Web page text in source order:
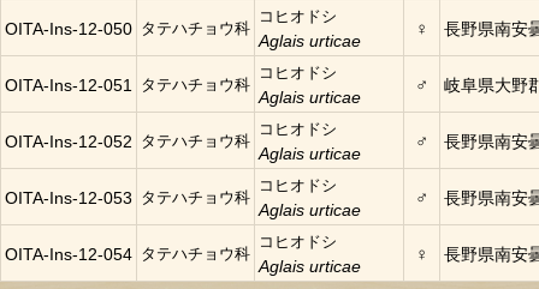
OITA-Ins-12-050 タテハチョウ科
コヒオドシ
Aglais urticae
♀ 長野県南安
OITA-Ins-12-051 タテハチョウ科
コヒオドシ
Aglais urticae
♂ 岐阜県大野
OITA-Ins-12-052 タテハチョウ科
コヒオドシ
Aglais urticae
♂ 長野県南安
OITA-Ins-12-053 タテハチョウ科
コヒオドシ
Aglais urticae
♂ 長野県南安
OITA-Ins-12-054 タテハチョウ科
コヒオドシ
Aglais urticae
♀ 長野県南安